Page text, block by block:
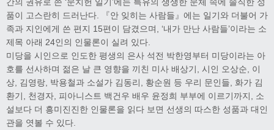
품이 고스란히 드러난다. 『안 잊히는 사람들』에는 일기와 더불어 가
족과 지인에게 쓴 편지 15편이 담겼으며, ‘내가 만난 사람들’이라는 소
제목 아래 24인의 인물론이 실려 있다.
미당을 시인으로 인도한 평생의 은사 석전 박한영부터 미당이라는 아
호를 선사하며 젊은 날 큰 영향을 끼친 미사 배상기, 시인 오상순, 이
상, 김영랑, 박용철과 소설가 김동리, 황순원 등 우리 문인들, 화가 김
환기, 천경자, 피아니스트 백건우 배우 윤정희 부부에 이르기까지, 소
설보다 더 흥미진진한 인물론을 읽다 보면 선생의 따스한 성품과 대인
관을 엿볼 수 있다.